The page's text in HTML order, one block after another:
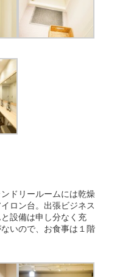
ドリールームには乾燥
ロン台。出張ビジネス
設備は申し分なく充
いので、お食事は１階